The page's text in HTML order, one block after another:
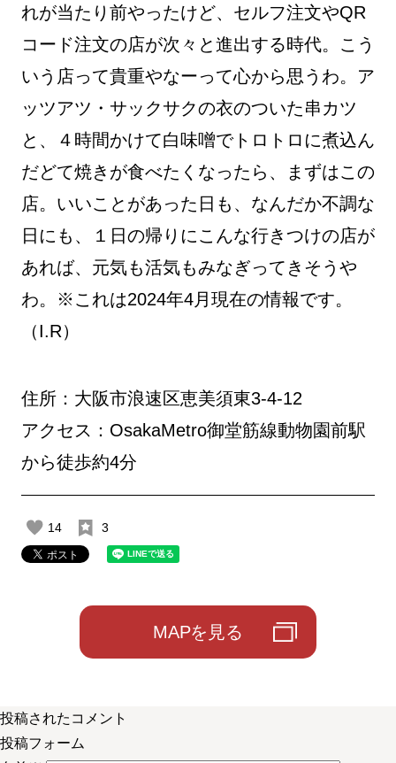
れが当たり前やったけど、セルフ注文やQR
コード注文の店が次々と進出する時代。こう
いう店って貴重やなーって心から思うわ。ア
ッツアツ・サックサクの衣のついた串カツ
と、４時間かけて白味噌でトロトロに煮込ん
だどて焼きが食べたくなったら、まずはこの
店。いいことがあった日も、なんだか不調な
日にも、１日の帰りにこんな行きつけの店が
あれば、元気も活気もみなぎってきそうや
わ。※これは2024年4月現在の情報です。
（I.R）
住所：大阪市浪速区恵美須東3-4-12
アクセス：OsakaMetro御堂筋線動物園前駅
から徒歩約4分
14 3
MAPを見る
投稿されたコメント
投稿フォーム